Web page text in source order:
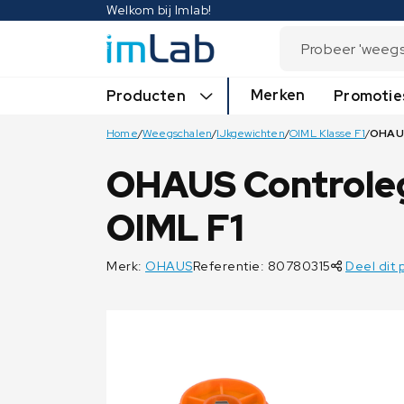
Welkom bij Imlab!
Producten Merken
Home/Weegschalen/IJkgewichten/OIML Klasse F1/
OHAUS
OIML F1
Merk: OHAUSReferentie: 80780315 Deel dit